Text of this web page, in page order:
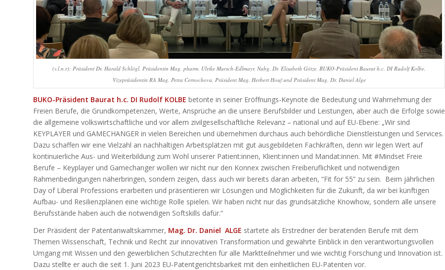
(v.l.n.r): Präsident Dr. Harald Schlögl, Präsidentin Mag. pharm. Ulrike Mursch-Edlmayr, Nabg. Dr. Elisabeth Götze, BUKO-Präsident Baurat h.c. DI Rudolf Kolbe,
Vizepräsidentin RA Mag. Petra Cernochova, Präsident Mag. Herbert Houf und Präsident Mag. Dr. Daniel Alge
BUKO-Präsident Baurat h.c. DI Rudolf KOLBE betonte in seiner Eröffnungs-Keynote die Bedeutung und Wahrnehmung der
Freien Berufe, die Grundkompetenzen, Werte, Ansprüche an die unsere Berufsbilder und Leistungen, aber auch die Erfolge sowie
die allgemeine volkswirtschaftliche und vor allem zivilgesellschaftliche Relevanz – national und auf EU-Ebene: „Wir sind
KEYPLAYER und GAMECHANGER in vielen Bereichen und übernehmen durchaus auch behördliche Dienstleistungen und Services.
Dazu schaffen wir eine Vielzahl an nachhaltigen Arbeitsplätzen mit gut ausgebildeten Fachkräften, denn wir legen Wert auf
kontinuierliche Aus- und Weiterbildung zum Wohl unserer Patient:innen, Klient:innen und Mandat:innen. Mit #Mindset Freie
Berufe – Keyplayer und Gamechanger wollen wir nicht nur den Konnex zwischen Freiberuflichkeit und notwendigen
Rahmenbedingungen näherbringen, sondern zeigen, dass auch wir bereits daran arbeiten, “Fit for 55” zu sein. Beim jährlichen
Day of Liberal Professions erarbeiten und präsentieren wir Lösungen und Möglichkeiten für die Zukunft, da wir bei künftigen
Aufbau- und Resilienzplänen eine wichtige Rolle spielen. Wir haben nicht nur das grundsätzliche Knowhow, sondern alle unsere
Berufsstände haben auch die notwendigen Softskills dafür.“
Der Präsident der Patentanwaltskammer, Mag. Dr. Daniel ALGE startete als Erstredner der beratenden Berufe mit dem
Themen Wissenschaft, Technik und Recht zur innovativen Transformation und gewährte Einblick in den verantwortungsvollen
Umgang mit Wissen und den gewerblichen Schutzrechten für alle Marktteilnehmer und wie wichtig Forschung und Innovation ist.
Dazu stellte er auch die seit 1. Juni 2023 EU-Patentgerichtsbarkeit mit den einheitlichen EU-Patenten vor.